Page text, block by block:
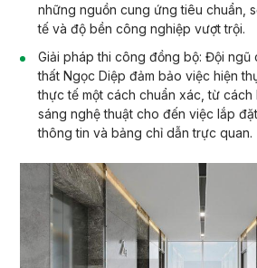
những nguồn cung ứng tiêu chuẩn,
tế và độ bền công nghiệp vượt trội.
Giải pháp thi công đồng bộ: Đội ngũ
thất Ngọc Diệp đảm bảo việc hiện
thực tế một cách chuẩn xác, từ cách
sáng nghệ thuật cho đến việc lắp
thông tin và bảng chỉ dẫn trực quan.